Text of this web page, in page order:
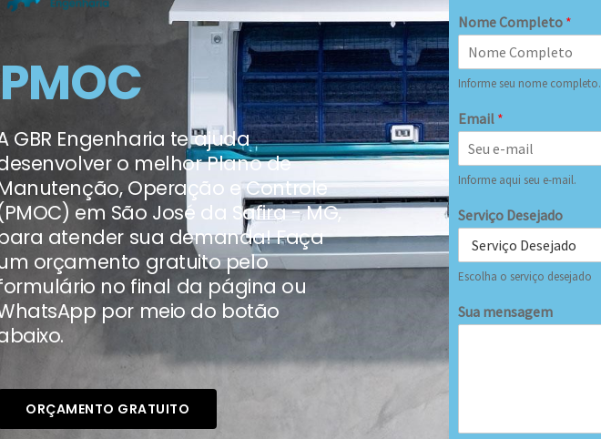
PMOC
GBR Engenharia te ajuda
o melhor Plano de
Operação e Controle
em São José da Safira - MG,
atender sua demanda! Faça
orçamento gratuito pelo
no final da página ou
por meio do botão
ORÇAMENTO GRATUITO
Nome Completo *
Informe seu nome completo.
Email *
Informe aqui seu e-mail.
Serviço Desejado
Escolha o serviço desejado
Sua mensagem